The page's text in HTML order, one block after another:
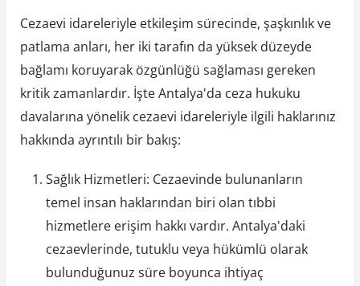
Cezaevi idareleriyle etkileşim sürecinde, şaşkınlık ve
patlama anları, her iki tarafın da yüksek düzeyde
bağlamı koruyarak özgünlüğü sağlaması gereken
kritik zamanlardır. İşte Antalya'da ceza hukuku
davalarına yönelik cezaevi idareleriyle ilgili haklarınız
hakkında ayrıntılı bir bakış:
Sağlık Hizmetleri: Cezaevinde bulunanların
temel insan haklarından biri olan tıbbi
hizmetlere erişim hakkı vardır. Antalya'daki
cezaevlerinde, tutuklu veya hükümlü olarak
bulunduğunuz süre boyunca ihtiyaç